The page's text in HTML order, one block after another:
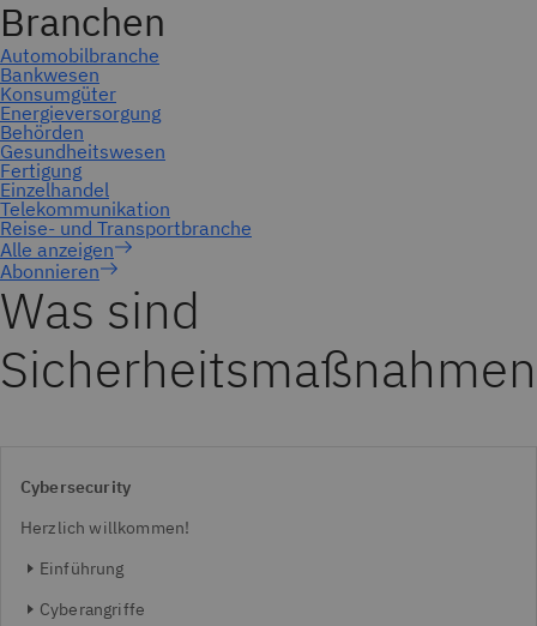
Abonnieren
Was sind
Cybersecurity
Herzlich willkommen!
Einführung
Cyberangriffe